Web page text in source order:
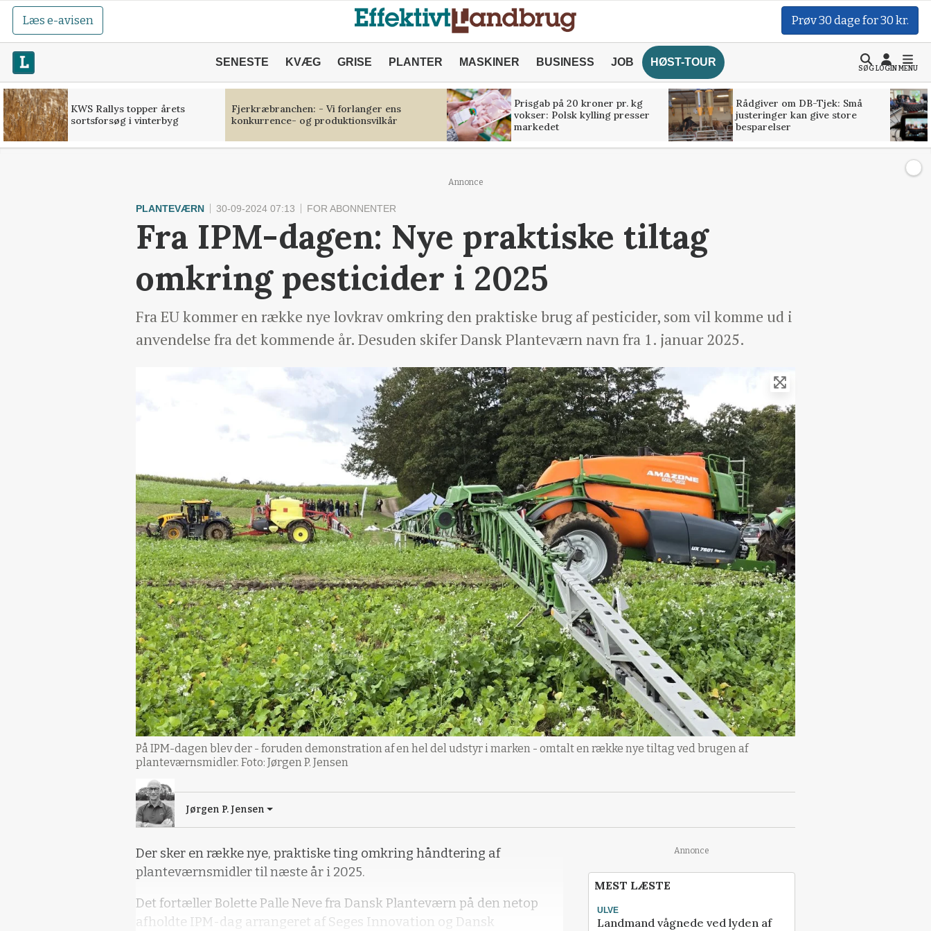
Læs e-avisen Prøv 30 dage for 30 kr.
SENESTE KVÆG GRISE PLANTER MASKINER BUSINESS JOB HØST-TOUR
SØGLOGINMENU
KWS Rallys topper årets
sortsforsøg i vinterbyg
Fjerkræbranchen: - Vi forlanger ens
konkurrence- og produktionsvilkår
Prisgab på 20 kroner pr. kg
vokser: Polsk kylling presser
markedet
Rådgiver om DB-Tjek: Små
justeringer kan give store
besparelser
Annonce
PLANTEVÆRN 30-09-2024 07:13 FOR ABONNENTER
Fra IPM-dagen: Nye praktiske tiltag
omkring pesticider i 2025
Fra EU kommer en række nye lovkrav omkring den praktiske brug af pesticider, som vil komme ud i
anvendelse fra det kommende år. Desuden skifer Dansk Planteværn navn fra 1. januar 2025.
På IPM-dagen blev der - foruden demonstration af en hel del udstyr i marken - omtalt en række nye tiltag ved brugen af
planteværnsmidler. Foto: Jørgen P. Jensen
Jørgen P. Jensen
Der sker en række nye, praktiske ting omkring håndtering af
planteværnsmidler til næste år i 2025.
Det fortæller Bolette Palle Neve fra Dansk Planteværn på den netop
afholdte IPM-dag arrangeret af Seges Innovation og Dansk
Annonce
MEST LÆSTE
ULVE
Landmand vågnede ved lyden af